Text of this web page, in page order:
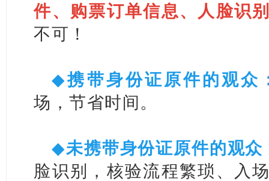
件、购票订单信息、人脸识
不可！
◆携带身份证原件的观众
场，节省时间。
◆未携带身份证原件的观众
脸识别，核验流程繁琐、入